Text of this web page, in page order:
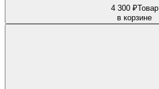
4 300 ₽Товар
в корзине